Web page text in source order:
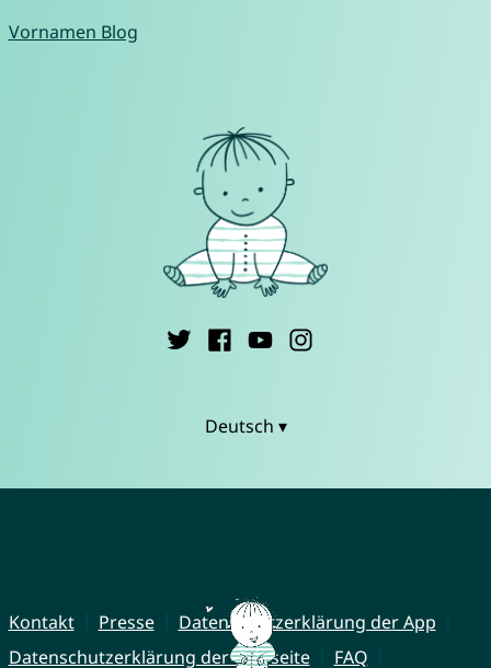
Vornamen Blog
Deutsch ▾
Kontakt Presse
Datenschutzerklärung der App
Datenschutzerklärung der Webseite
FAQ